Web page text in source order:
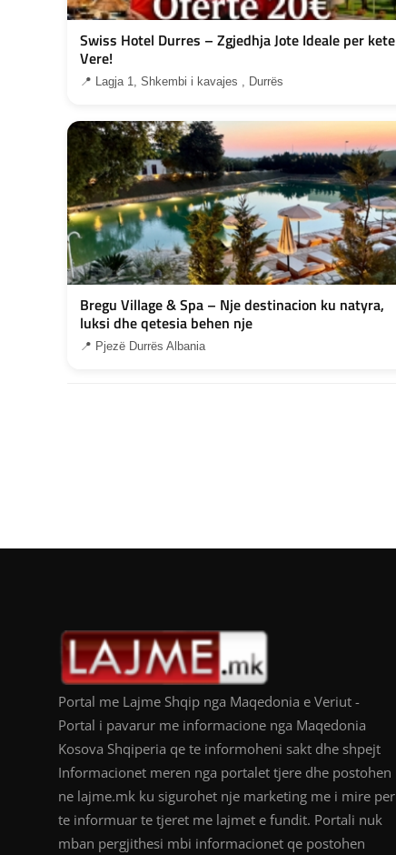
Swiss Hotel Durres – Zgjedhja Jote Ideale per kete
Vere!
📍 Lagja 1, Shkembi i kavajes , Durrës
Bregu Village & Spa – Nje destinacion ku natyra,
luksi dhe qetesia behen nje
📍 Pjezë Durrës Albania
Portal me Lajme Shqip nga Maqedonia e Veriut -
Portal i pavarur me informacione nga Maqedonia
Kosova Shqiperia qe te informoheni sakt dhe shpejt
Informacionet meren nga portalet tjere dhe postohen
ne lajme.mk ku sigurohet nje marketing me i mire per
te informuar te tjeret me lajmet e fundit. Portali nuk
mban pergjithesi mbi informacionet qe postohen